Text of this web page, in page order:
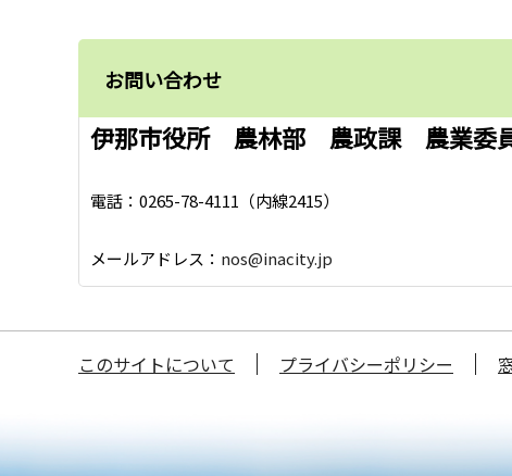
お問い合わせ
伊那市役所 農林部 農政課 農業委
電話：0265-78-4111（内線2415）
メールアドレス： nos@inacity.jp
このサイトについて プライバシーポリシー